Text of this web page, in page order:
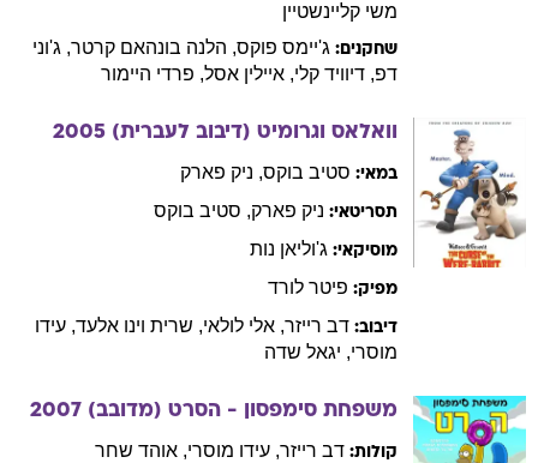
משי קליינשטיין
שחקנים: ג'יימס פוקס, הלנה בונהאם קרטר, ג'וני
דפ, דיוויד קלי, איילין אסל, פרדי היימור
וואלאס וגרומיט (דיבוב לעברית) 2005
במאי: סטיב בוקס, ניק פארק
תסריטאי: ניק פארק, סטיב בוקס
מוסיקאי: ג'וליאן נות
מפיק: פיטר לורד
דיבוב: דב רייזר, אלי לולאי, שרית וינו אלעד, עידו
מוסרי, יגאל שדה
משפחת סימפסון - הסרט (מדובב) 2007
קולות: דב רייזר, עידו מוסרי, אוהד שחר